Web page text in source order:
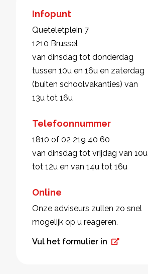
Infopunt
Queteletplein 7
1210 Brussel
van dinsdag tot donderdag
tussen 10u en 16u en zaterdag
(buiten schoolvakanties) van
13u tot 16u
Telefoonnummer
1810 of 02 219 40 60
van dinsdag tot vrijdag van 10u
tot 12u en van 14u tot 16u
Online
Onze adviseurs zullen zo snel
mogelijk op u reageren.
Vul het formulier in